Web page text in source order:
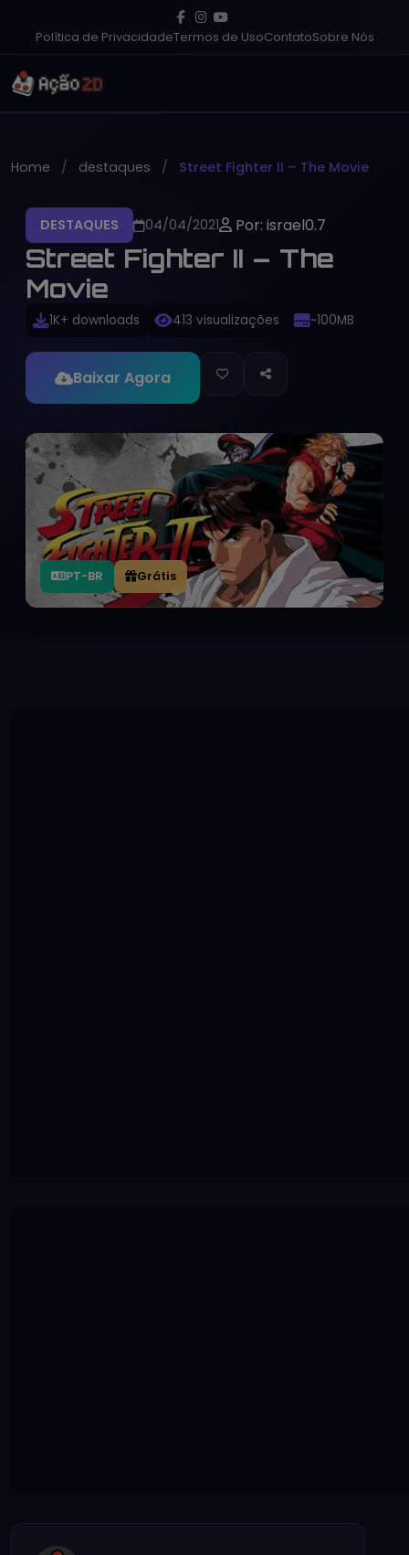
Política de PrivacidadeTermos de UsoContatoSobre Nós
Home destaques Street Fighter II – The Movie
DESTAQUES 04/04/2021 Por: israel0.7
Street Fighter II – The
Movie
1K+ downloads 413 visualizações ~100MB
Baixar Agora
PT-BR Grátis